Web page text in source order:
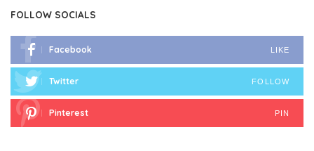
FOLLOW SOCIALS
Facebook LIKE
Twitter FOLLOW
Pinterest PIN